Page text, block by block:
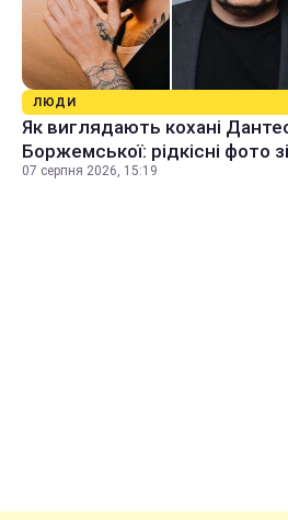
ЛЮДИ
Як виглядають кохані
Боржемської: рідкісні фото
07 серпня 2026, 15:19